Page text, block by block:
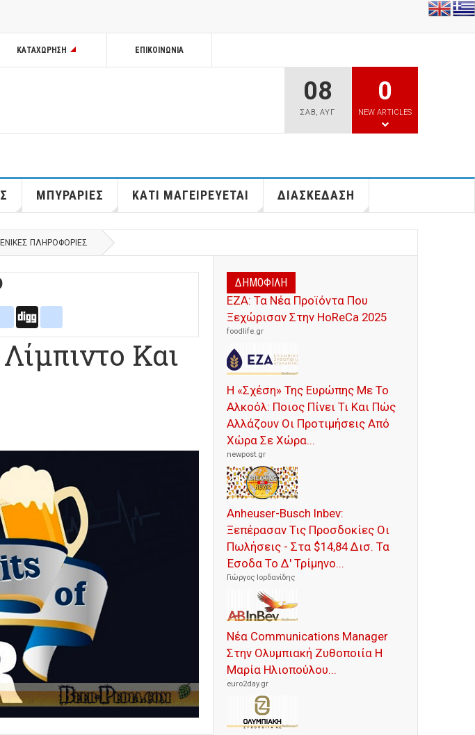
ΚΑΤΑΧΩΡΗΣΗ ΕΠΙΚΟΙΝΩΝΊΑ
08
ΣΑΒ,ΑΥΓ
0
NEW ARTICLES
ΜΠΥΡΑΡΙΕΣ ΚΑΤΙ ΜΑΓΕΙΡΕΥΕΤΑΙ ΔΙΑΣΚΕΔΑΣΗ
ΠΛΗΡΟΦΟΡΙΕΣ
delicious
Και
ΔΗΜΟΦΙΛΗ
ΕΖΑ: Τα Νέα Προϊόντα Που
Ξεχώρισαν Στην HoReCa 2025
foodlife.gr
Η «Σχέση» Της Ευρώπης Με Το
Αλκοόλ: Ποιος Πίνει Τι Και Πώς
Αλλάζουν Οι Προτιμήσεις Από
Χώρα Σε Χώρα...
newpost.gr
Anheuser-Busch Inbev:
Ξεπέρασαν Τις Προσδοκίες Οι
Πωλήσεις - Στα $14,84 Δισ. Τα
Έσοδα Το Δ' Τρίμηνο...
Γιώργος Ιορδανίδης
Νέα Communications Manager
Στην Ολυμπιακή Ζυθοποιία Η
Μαρία Ηλιοπούλου...
euro2day.gr